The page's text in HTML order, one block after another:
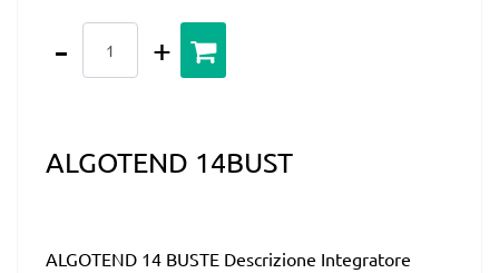
ALGOTEND 14BUST
ALGOTEND 14 BUSTE Descrizione Integratore